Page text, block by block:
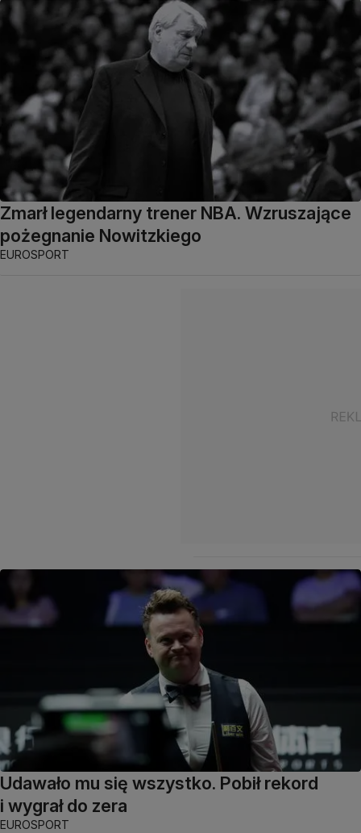
Zmarł legendarny trener NBA. Wzruszające
pożegnanie Nowitzkiego
EUROSPORT
Udawało mu się wszystko. Pobił rekord
i wygrał do zera
EUROSPORT